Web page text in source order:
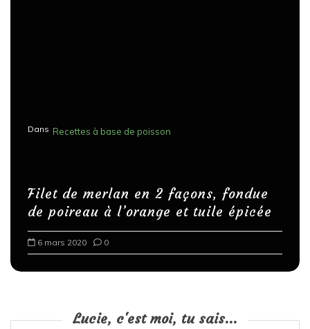
Dans Recettes à base de poisson
Filet de merlan en 2 façons, fondue
de poireau à l’orange et tuile épicée
6 mars 2020 0
Lucie, c'est moi, tu sais...